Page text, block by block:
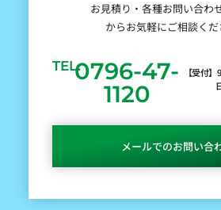
お見積り・各種お問い合わ
からお気軽にご相談くだ
TEL.0796-47-
1120
【受付
メールでのお問い合